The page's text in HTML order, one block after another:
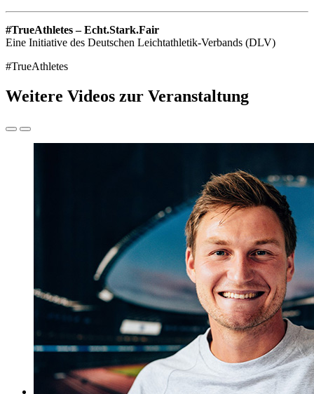
#TrueAthletes – Echt.Stark.Fair
Eine Initiative des Deutschen Leichtathletik-Verbands (DLV)
#TrueAthletes
Weitere Videos zur Veranstaltung